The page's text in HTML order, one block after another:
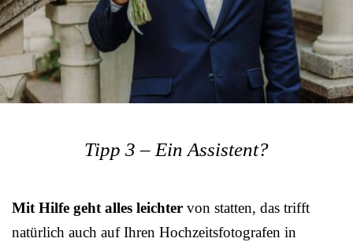
Tipp 3 – Ein Assistent?
Mit Hilfe geht alles leichter von statten, das trifft
natürlich auch auf Ihren Hochzeitsfotografen in